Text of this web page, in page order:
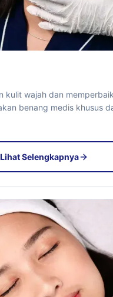
kulit wajah dan
benang medis khusus
Lihat Selengkapnya